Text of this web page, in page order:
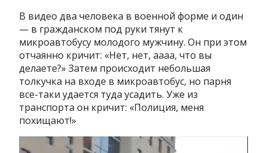
В видео два человека в военной форме и один
— в гражданском под руки тянут к
микроавтобусу молодого мужчину. Он при этом
отчаянно кричит: «Нет, нет, аааа, что вы
делаете?» Затем происходит небольшая
толкучка на входе в микроавтобус, но парня
все-таки удается туда усадить. Уже из
транспорта он кричит: «Полиция, меня
похищают!»
Видеоплеер